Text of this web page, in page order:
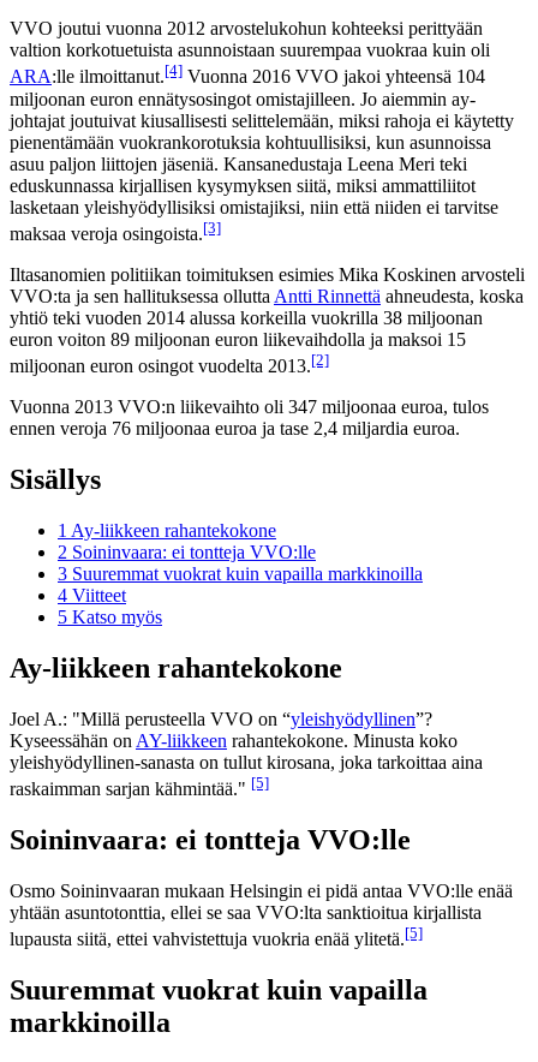
VVO joutui vuonna 2012 arvostelukohun kohteeksi perittyään
valtion korkotuetuista asunnoistaan suurempaa vuokraa kuin oli
ARA:lle ilmoittanut.[4] Vuonna 2016 VVO jakoi yhteensä 104
miljoonan euron ennätysosingot omistajilleen. Jo aiemmin ay-
johtajat joutuivat kiusallisesti selittelemään, miksi rahoja ei käytetty
pienentämään vuokrankorotuksia kohtuullisiksi, kun asunnoissa
asuu paljon liittojen jäseniä. Kansanedustaja Leena Meri teki
eduskunnassa kirjallisen kysymyksen siitä, miksi ammattiliitot
lasketaan yleishyödyllisiksi omistajiksi, niin että niiden ei tarvitse
maksaa veroja osingoista.[3]
Iltasanomien politiikan toimituksen esimies Mika Koskinen arvosteli
VVO:ta ja sen hallituksessa ollutta Antti Rinnettä ahneudesta, koska
yhtiö teki vuoden 2014 alussa korkeilla vuokrilla 38 miljoonan
euron voiton 89 miljoonan euron liikevaihdolla ja maksoi 15
miljoonan euron osingot vuodelta 2013.[2]
Vuonna 2013 VVO:n liikevaihto oli 347 miljoonaa euroa, tulos
ennen veroja 76 miljoonaa euroa ja tase 2,4 miljardia euroa.
Sisällys
1 Ay-liikkeen rahantekokone
2 Soininvaara: ei tontteja VVO:lle
3 Suuremmat vuokrat kuin vapailla markkinoilla
4 Viitteet
5 Katso myös
Ay-liikkeen rahantekokone
Joel A.: "Millä perusteella VVO on “yleishyödyllinen”?
Kyseessähän on AY-liikkeen rahantekokone. Minusta koko
yleishyödyllinen-sanasta on tullut kirosana, joka tarkoittaa aina
raskaimman sarjan kähmintää." [5]
Soininvaara: ei tontteja VVO:lle
Osmo Soininvaaran mukaan Helsingin ei pidä antaa VVO:lle enää
yhtään asuntotonttia, ellei se saa VVO:lta sanktioitua kirjallista
lupausta siitä, ettei vahvistettuja vuokria enää ylitetä.[5]
Suuremmat vuokrat kuin vapailla
markkinoilla